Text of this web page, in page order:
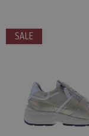
SALE